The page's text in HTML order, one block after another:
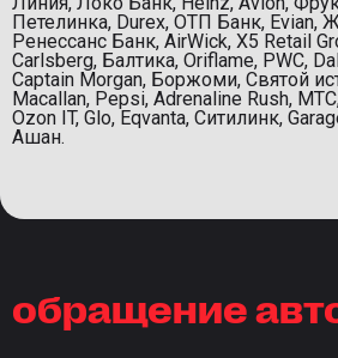
Петелинка, Durex, ОТП Банк, Evian,
Ренессанс Банк, AirWick, X5 Retail
Carlsberg, Балтика, Oriflame, PWC,
Captain Morgan, Боржоми, Святой
Macallan, Pepsi, Adrenaline Rush,
Ozon IT, Glo, Eqvanta, Ситилинк,
Ашан.
обращение